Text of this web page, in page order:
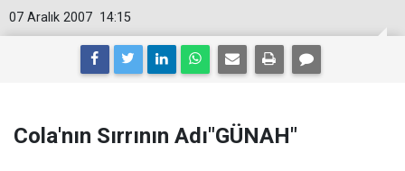
14:15
07 Aralık 2007
Cola'nın Sırrının Adı"GÜNAH"